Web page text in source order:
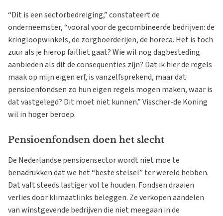
“Dit is een sectorbedreiging,” constateert de
onderneemster, “vooral voor de gecombineerde bedrijven: de
kringloopwinkels, de zorgboerderijen, de horeca. Het is toch
zuur als je hierop failliet gaat? Wie wil nog dagbesteding
aanbieden als dit de consequenties zijn? Dat ik hier de regels
maak op mijn eigen erf, is vanzelfsprekend, maar dat
pensioenfondsen zo hun eigen regels mogen maken, waar is
dat vastgelegd? Dit moet niet kunnen.” Visscher-de Koning
wil in hoger beroep.
Pensioenfondsen doen het slecht
De Nederlandse pensioensector wordt niet moe te
benadrukken dat we het “beste stelsel” ter wereld hebben.
Dat valt steeds lastiger vol te houden. Fondsen draaien
verlies door klimaatlinks beleggen. Ze verkopen aandelen
van winstgevende bedrijven die niet meegaan in de